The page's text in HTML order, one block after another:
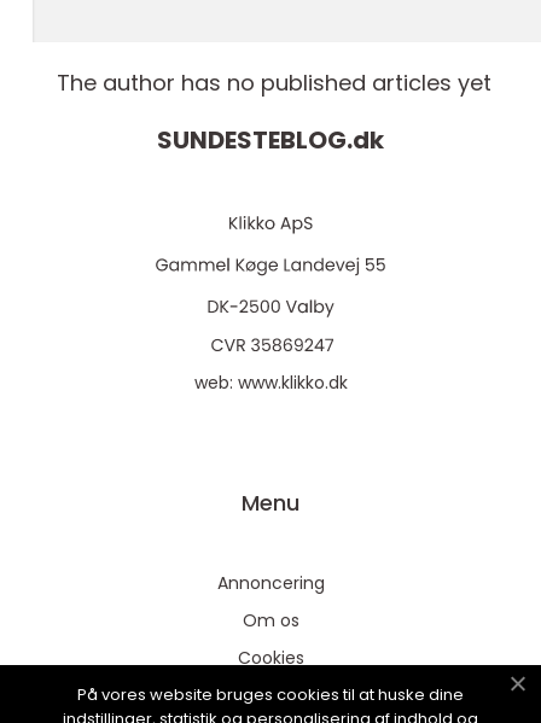
The author has no published articles yet
SUNDESTEBLOG.dk
web: www.klikko.dk
Menu
Annoncering
Om os
Cookies
Kontakt os
På vores website bruges cookies til at huske dine